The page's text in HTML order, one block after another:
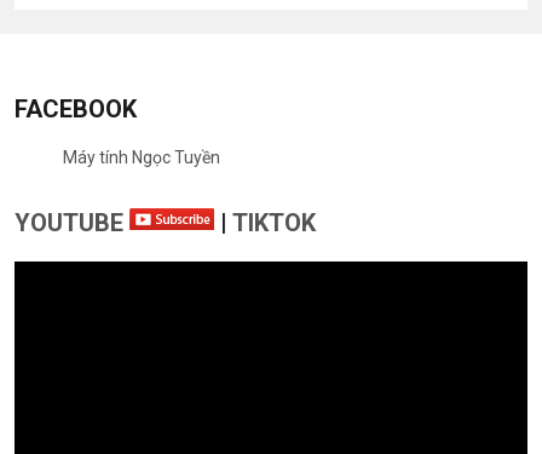
FACEBOOK
Máy tính Ngọc Tuyền
YOUTUBE | TIKTOK